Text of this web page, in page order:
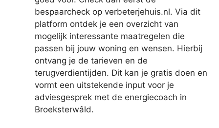
bespaarcheck op verbeterjehuis.nl. Via dit
platform ontdek je een overzicht van
mogelijk interessante maatregelen die
passen bij jouw woning en wensen. Hierbij
ontvang je de tarieven en de
terugverdientijden. Dit kan je gratis doen en
vormt een uitstekende input voor je
adviesgesprek met de energiecoach in
Broeksterwâld.